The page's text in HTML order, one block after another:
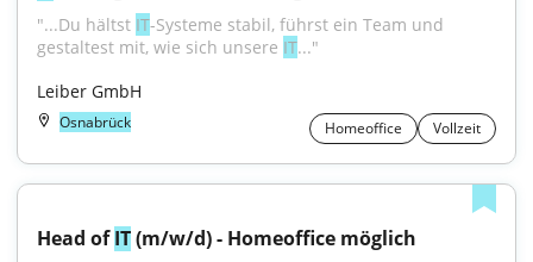
"...Du hältst IT-Systeme stabil, führst ein Team und
gestaltest mit, wie sich unsere IT..."
Leiber GmbH
Osnabrück Homeoffice Vollzeit
Head of IT (m/w/d) - Homeoffice möglich